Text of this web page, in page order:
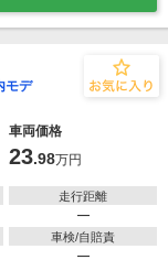
モデ
車両価格
23.98万円
走行距離
―
車検/自賠責
―